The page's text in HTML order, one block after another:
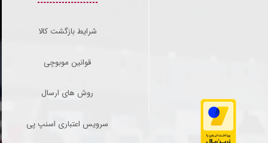
شرایط بازگشت کالا
قوانین موبوچی
روش های ارسال
سرویس اعتباری اسنپ پی